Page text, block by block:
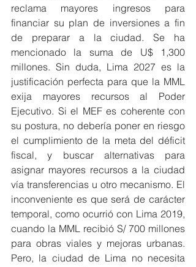
reclama mayores ingresos para
financiar su plan de inversiones a fin
de preparar a la ciudad. Se ha
mencionado la suma de U$ 1,300
millones. Sin duda, Lima 2027 es la
justificación perfecta para que la MML
exija mayores recursos al Poder
Ejecutivo. Si el MEF es coherente con
su postura, no debería poner en riesgo
el cumplimiento de la meta del déficit
fiscal, y buscar alternativas para
asignar mayores recursos a la ciudad
vía transferencias u otro mecanismo. El
inconveniente es que será de carácter
temporal, como ocurrió con Lima 2019,
cuando la MML recibió S/ 700 millones
para obras viales y mejoras urbanas.
Pero, la ciudad de Lima no necesita